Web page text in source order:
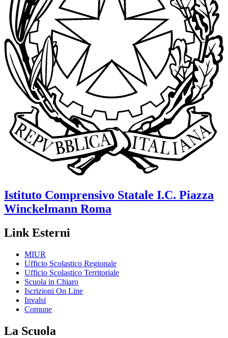
Istituto Comprensivo Statale I.C. Piazza
Winckelmann Roma
Link Esterni
MIUR
Ufficio Scolastico Regionale
Ufficio Scolastico Territoriale
Scuola in Chiaro
Iscrizioni On Line
Invalsi
Comune
La Scuola